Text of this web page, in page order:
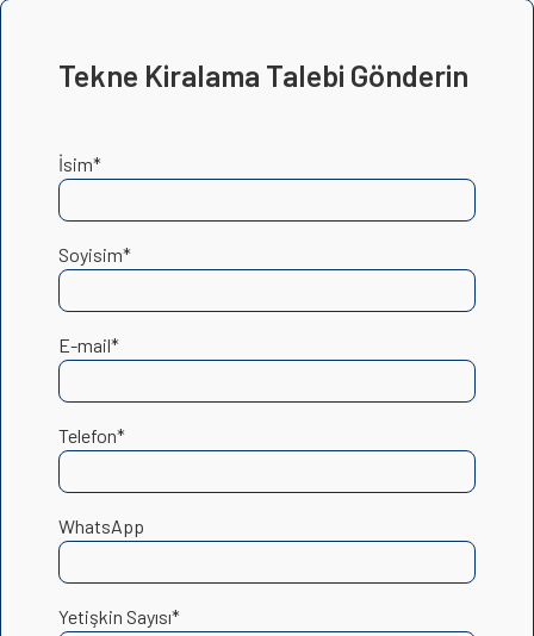
Tekne Kiralama Talebi Gönderin
İsim*
Soyisim*
E-mail*
Telefon*
WhatsApp
Yetişkin Sayısı*